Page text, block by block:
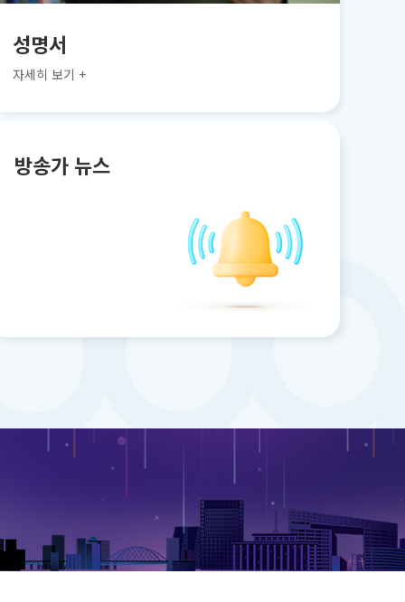
성명서
자세히 보기 +
방송가 뉴스